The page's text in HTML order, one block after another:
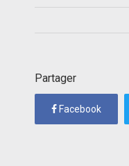
Partager
Facebook